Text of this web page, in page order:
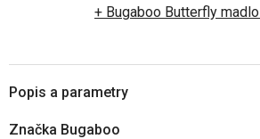
+ Bugaboo Butterfly madlo
Popis a parametry
Značka Bugaboo